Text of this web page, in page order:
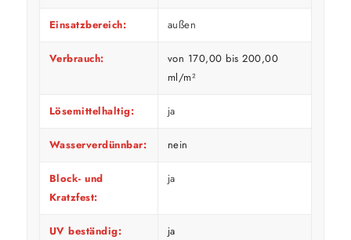
Einsatzbereich: außen
Verbrauch:
von 170,00 bis 200,00
ml/m²
Lösemittelhaltig: ja
Wasserverdünnbar: nein
Block- und
Kratzfest:
ja
UV beständig: ja